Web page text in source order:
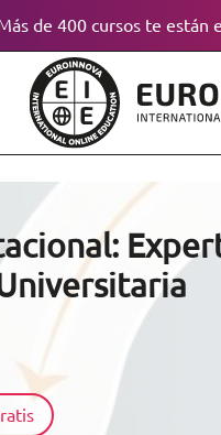
de 400 cursos te están